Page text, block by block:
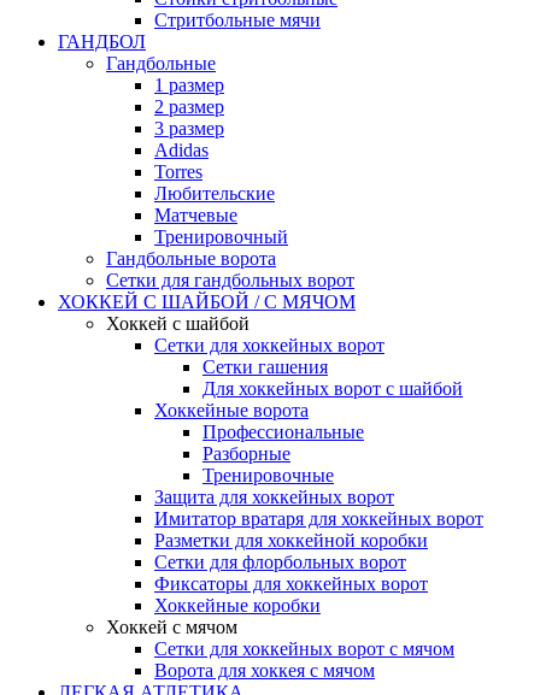
Стритбольные мячи
ГАНДБОЛ
Гандбольные
1 размер
2 размер
3 размер
Adidas
Torres
Любительские
Матчевые
Тренировочный
Гандбольные ворота
Сетки для гандбольных ворот
ХОККЕЙ С ШАЙБОЙ / С МЯЧОМ
Хоккей с шайбой
Сетки для хоккейных ворот
Сетки гашения
Для хоккейных ворот с шайбой
Хоккейные ворота
Профессиональные
Разборные
Тренировочные
Защита для хоккейных ворот
Имитатор вратаря для хоккейных ворот
Разметки для хоккейной коробки
Сетки для флорбольных ворот
Фиксаторы для хоккейных ворот
Хоккейные коробки
Хоккей с мячом
Сетки для хоккейных ворот с мячом
Ворота для хоккея с мячом